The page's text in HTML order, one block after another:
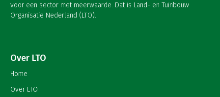
voor een sector met meerwaarde. Dat is Land- en Tuinbouw
Organisatie Nederland (LTO).
Over LTO
Home
Over LTO